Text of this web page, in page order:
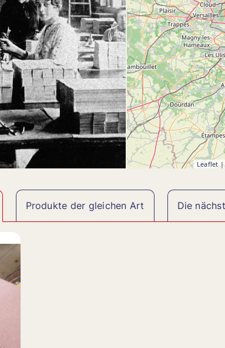
Leaflet|
Produkte der gleichen Art Die